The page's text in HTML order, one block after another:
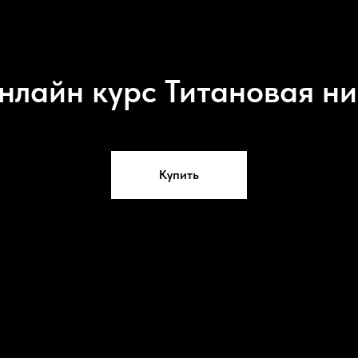
курс Титановая
Купить